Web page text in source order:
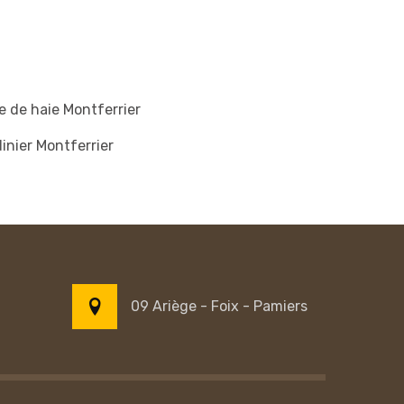
de haie Montferrier
Montferrier
09 Ariège - Foix - Pamiers